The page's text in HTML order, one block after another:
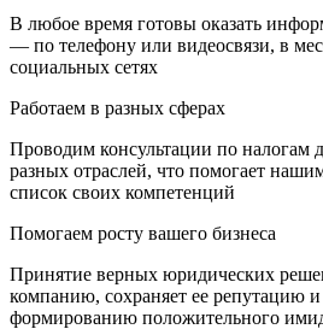
В любое время готовы оказать
— по телефону или видеосвязи, в
социальных сетях
Работаем в разных сферах
Проводим консультации по налогам
разных отраслей, что помогает
список своих компетенций
Помогаем росту вашего бизнеса
Принятие верных юридических
компанию, сохраняет ее репутацию и
формированию положительного